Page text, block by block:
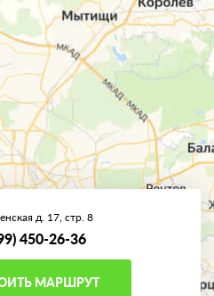
д. 17, стр. 8
450-26-36
МАРШРУТ